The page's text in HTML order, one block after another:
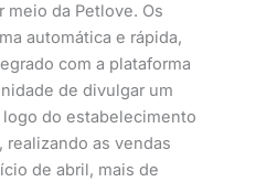
da Petlove. Os
automática e rápida,
com a plataforma
de divulgar um
do estabelecimento
as vendas
de abril, mais de